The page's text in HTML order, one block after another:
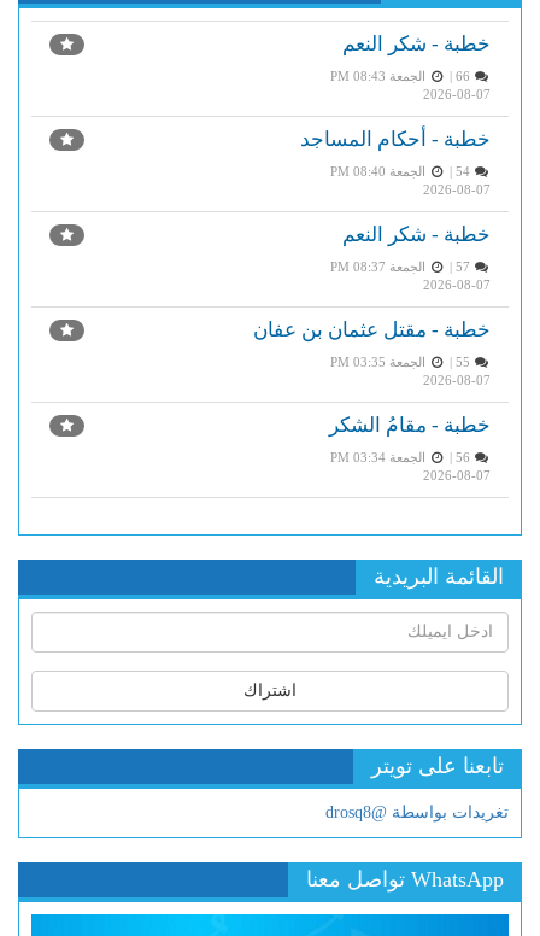
خطبة - شكر النعم
الجمعة PM 08:43
2026-08-07
خطبة - أحكام المساجد
54 |
الجمعة PM 08:40
2026-08-07
خطبة - شكر النعم
الجمعة PM 08:37
2026-08-07
خطبة - مقتل عثمان بن عفان
الجمعة PM 03:35
2026-08-07
خطبة - مقامُ الشكر
الجمعة PM 03:34
2026-08-07
القائمة البريدية
اشتراك
تابعنا على تويتر
تغريدات بواسطة @drosq8
WhatsApp تواصل معنا